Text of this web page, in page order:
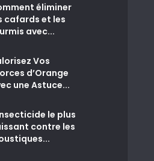
éliminer
cafards et les
avec...
Vos
d’Orange
une Astuce...
le plus
contre les